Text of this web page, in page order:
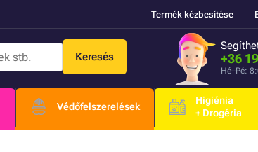
Termék kézbesítése
Keresés +36
Hé–Pé:
Védőfelszerelések
Higiénia
+ Drogéria